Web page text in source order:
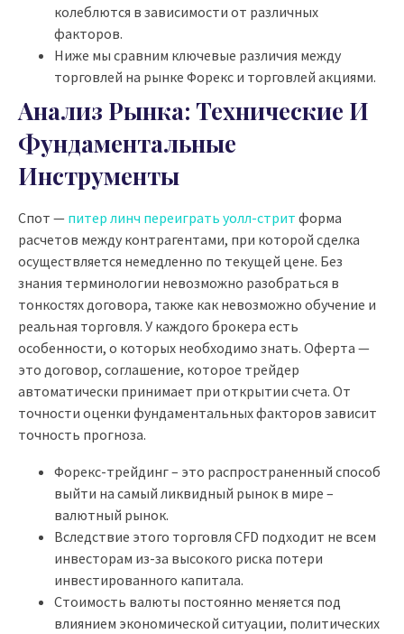
колеблются в зависимости от различных
факторов.
Ниже мы сравним ключевые различия между
торговлей на рынке Форекс и торговлей акциями.
Анализ Рынка: Технические И
Фундаментальные
Инструменты
Спот — питер линч переиграть уолл-стрит форма
расчетов между контрагентами, при которой сделка
осуществляется немедленно по текущей цене. Без
знания терминологии невозможно разобраться в
тонкостях договора, также как невозможно обучение и
реальная торговля. У каждого брокера есть
особенности, о которых необходимо знать. Оферта —
это договор, соглашение, которое трейдер
автоматически принимает при открытии счета. От
точности оценки фундаментальных факторов зависит
точность прогноза.
Форекс-трейдинг – это распространенный способ
выйти на самый ликвидный рынок в мире –
валютный рынок.
Вследствие этого торговля CFD подходит не всем
инвесторам из-за высокого риска потери
инвестированного капитала.
Стоимость валюты постоянно меняется под
влиянием экономической ситуации, политических